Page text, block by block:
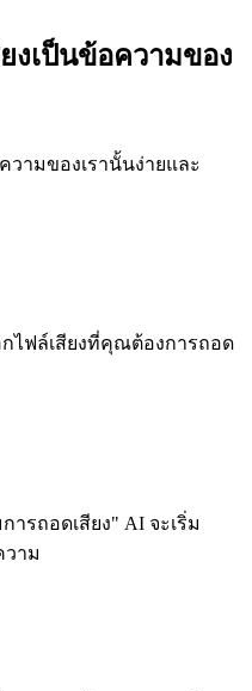
งเป็นข้อความของ
วามของเรานั้นง่ายและ
ไฟล์เสียงที่คุณต้องการถอด
ารถอดเสียง" AI จะเริ่ม
วาม